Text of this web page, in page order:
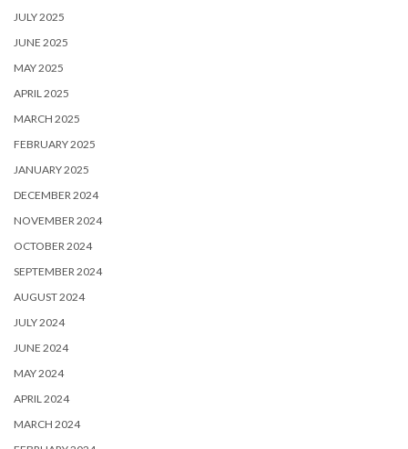
JULY 2025
JUNE 2025
MAY 2025
APRIL 2025
MARCH 2025
FEBRUARY 2025
JANUARY 2025
DECEMBER 2024
NOVEMBER 2024
OCTOBER 2024
SEPTEMBER 2024
AUGUST 2024
JULY 2024
JUNE 2024
MAY 2024
APRIL 2024
MARCH 2024